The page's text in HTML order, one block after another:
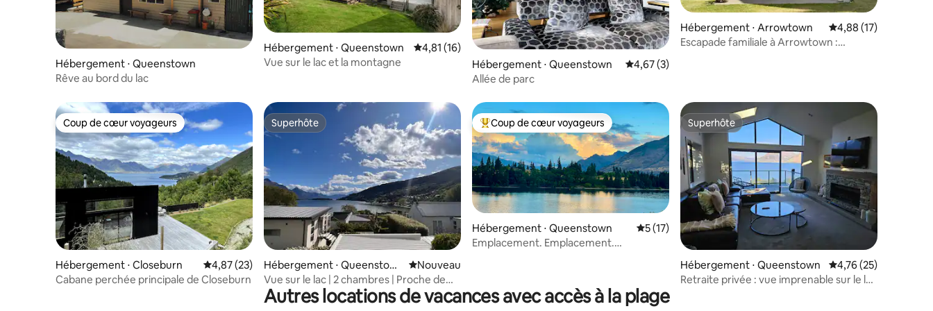
Hébergement ⋅ Queenstown
Rêve au bord du lac
Hébergement ⋅ Queenstown Évaluation moyenne sur la base de 16 commentaires : 4,81 sur 5
4,81 (16)
Vue sur le lac et la montagne
Hébergement ⋅ Queenstown Évaluation moyenne sur la base de 3 commentaires : 4,67 sur 5
4,67 (3)
Allée de parc
Hébergement ⋅ Arrowtown Évaluation moyenne
4,88 (17)
Escapade familiale à Arrowtown :
Coup de cœur voyageurs
Coup de cœur voyageurs
Hébergement ⋅ Closeburn Évaluation moyenne sur la base de 23 commentaires : 4,87 sur 5
4,87 (23)
Cabane perchée principale de Closeburn
Superhôte
Superhôte
Hébergement ⋅ Queenstow
n
Nouvel hébergement
Nouveau
Vue sur le lac | 2 chambres | Proche de
Queenstown et du domaine skiable
Coups de cœur voyageurs les plus appréciés
Coup de cœur voyageurs
Hébergement ⋅ Queenstown Évaluation moyenne sur la base de 17 commentaires : 5 sur 5
5 (17)
Emplacement. Emplacement.
Superhôte
Superhôte
Hébergement ⋅ Queenstown Évaluation moyenne
4,76 (25)
Retraite privée : vue imprenable sur le lac
Autres locations de vacances avec accès à la plage